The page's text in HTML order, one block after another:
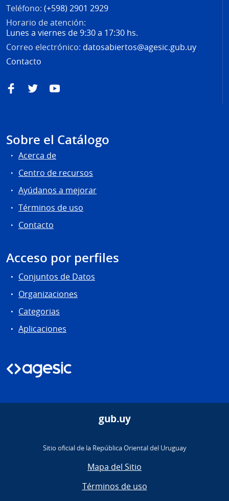
Teléfono: (+598) 2901 2929
Horario de atención:
Lunes a viernes de 9:30 a 17:30 hs.
Correo electrónico: datosabiertos@agesic.gub.uy
Contacto
FacebookTwitterYouTube
Sobre el Catálogo
Acerca de
Centro de recursos
Ayúdanos a mejorar
Términos de uso
Contacto
Acceso por perfiles
Conjuntos de Datos
Organizaciones
Categorias
Aplicaciones
gub.uy
Sitio oficial de la República Oriental del Uruguay
Mapa del Sitio
Términos de uso